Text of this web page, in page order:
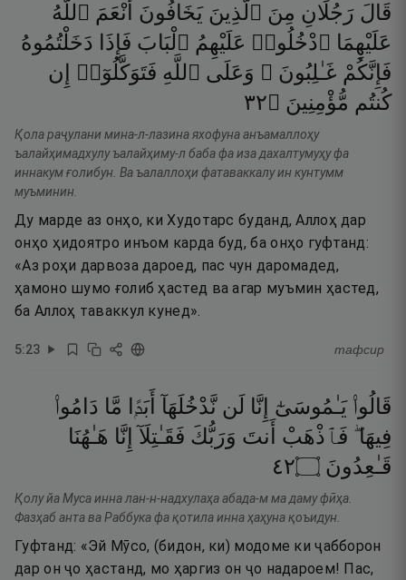
قَالَ رَجُلَانِ مِنَ ٱلَّذِينَ يَخَافُونَ أَنْعَمَ ٱللَّهُ
عَلَيْهِمَا ٱدْخُلُوا۟ عَلَيْهِمُ ٱلْبَابَ فَإِذَا دَخَلْتُمُوهُ
فَإِنَّكُمْ غَـٰلِبُونَ ۚ وَعَلَى ٱللَّهِ فَتَوَكَّلُوٓا۟
إِن
كُنتُم مُّؤْمِنِينَ ۝٢٣
Қола раҷулани мина-л-лазина яхофуна анъамаллоҳу
ъалайҳимадхулу ъалайҳиму-л баба фа иза дахалтумуҳу фа
иннакум ғолибун. Ва ъалаллоҳи фатаваккалу ин кунтумм
муъминин.
Ду марде аз онҳо, ки Худотарс буданд, Аллоҳ дар
онҳо ҳидоятро инъом карда буд, ба онҳо гуфтанд:
«Аз роҳи дарвоза дароед, пас чун даромадед,
ҳамоно шумо ғолиб ҳастед ва агар муъмин ҳастед,
ба Аллоҳ таваккул кунед».
5:23 тафсир
قَالُوا۟ يَـٰمُوسَىٰٓ إِنَّا لَن نَّدْخُلَهَآ أَبَدًۭا مَّا دَامُوا۟
فِيهَا ۖ فَٱذْهَبْ أَنتَ وَرَبُّكَ فَقَـٰتِلَآ إِنَّا هَـٰهُنَا
قَـٰعِدُونَ ۝٢٤
Қолу йа Муса инна лан-н-надхулаҳа абада-м ма даму фӣҳа.
Фазҳаб анта ва Раббука фа қотила инна ҳаҳуна қоъидун.
Гуфтанд: «Эй Мӯсо, (бидон, ки) модоме ки ҷабборон
дар он ҷо ҳастанд, мо ҳаргиз он ҷо надароем! Пас,